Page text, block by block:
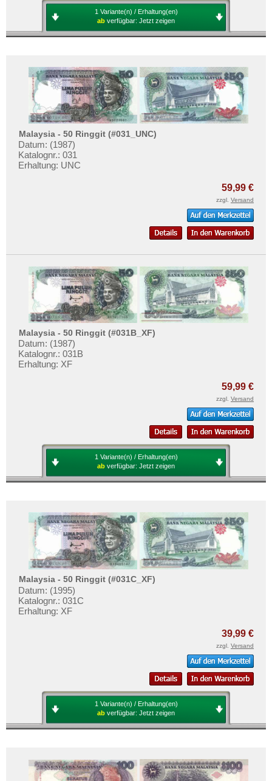
1 Variante(n) / Erhaltung(en)
ab verfügbar: Jetzt zeigen
Malaysia - 50 Ringgit (#031_UNC)
Datum: (1987)
Katalognr.: 031
Erhaltung: UNC
59,99 €
zzgl. Versand
Malaysia - 50 Ringgit (#031B_XF)
Datum: (1987)
Katalognr.: 031B
Erhaltung: XF
59,99 €
zzgl. Versand
1 Variante(n) / Erhaltung(en)
ab verfügbar: Jetzt zeigen
Malaysia - 50 Ringgit (#031C_XF)
Datum: (1995)
Katalognr.: 031C
Erhaltung: XF
39,99 €
zzgl. Versand
1 Variante(n) / Erhaltung(en)
ab verfügbar: Jetzt zeigen